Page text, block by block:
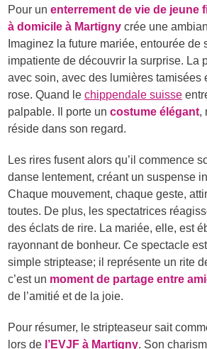
Pour unenterrement de vie de jeune
à domicile à Martigny crée une
Imaginez la future mariée, entourée de
impatiente de découvrir la surprise. La
avec soin, avec des lumières tamisées
rose. Quand lechippendale suisse
palpable. Il porte uncostume élégant,
réside dans son regard.
Les rires fusent alors qu’il commence
danse lentement, créant un suspense
Chaque mouvement, chaque geste,
toutes. De plus, les spectatrices
des éclats de rire. La mariée, elle, est
rayonnant de bonheur. Ce spectacle
simple striptease; il représente un rite
c’est un moment de partage entre
de l’amitié et de la joie.
Pour résumer, le stripteaseur sait
lors de l’EVJF à Martigny. Son